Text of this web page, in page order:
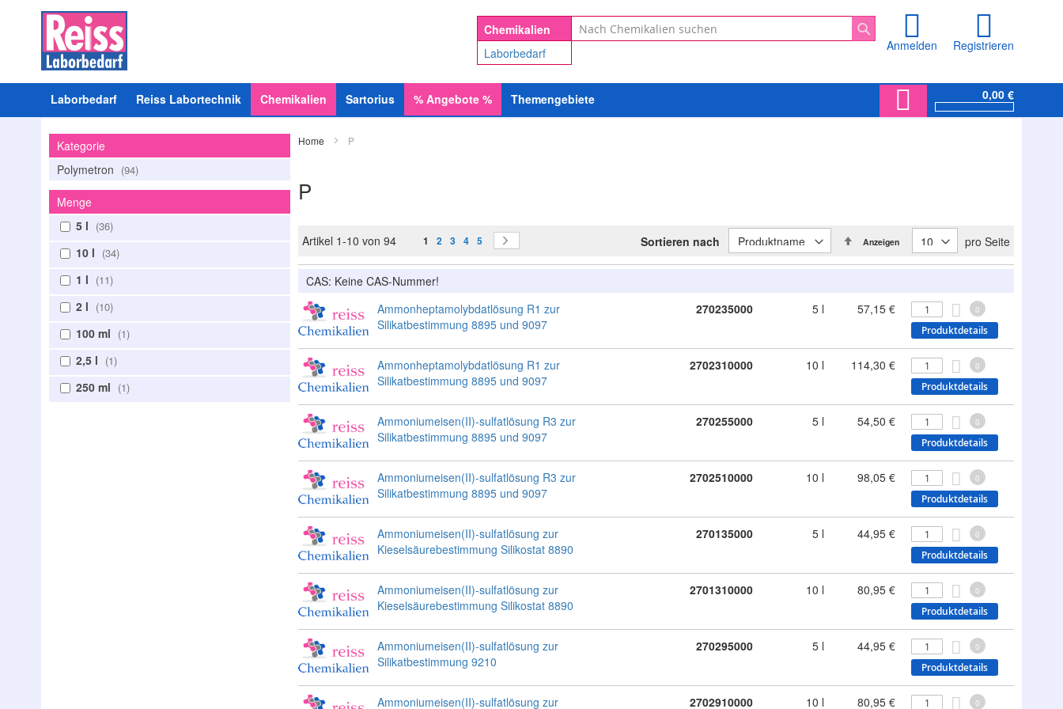
0,00 €
Anmelden Registrieren
Chemikalien
Laborbedarf
Suche
Suche
Laborbedarf Reiss Labortechnik Chemikalien Sartorius % Angebote % Themengebiete
Home P
P
Artikel 1-10 von 94
Sie lesen gerade Seite
1 Seite
2 Seite
3 Seite
4 Seite
5 Seite
Anzeigen pro Seite
Sortieren nach
absteigender
Reihenfolge
CAS: Keine CAS-Nummer!
Ammonheptamolybdatlösung R1 zur
Silikatbestimmung 8895 und 9097
270235000 5 l 57,15 € 0
Produktdetails
Ammonheptamolybdatlösung R1 zur
Silikatbestimmung 8895 und 9097
2702310000 10 l 114,30 € 0
Produktdetails
Ammoniumeisen(II)-sulfatlösung R3 zur
Silikatbestimmung 8895 und 9097
270255000 5 l 54,50 € 0
Produktdetails
Ammoniumeisen(II)-sulfatlösung R3 zur
Silikatbestimmung 8895 und 9097
2702510000 10 l 98,05 € 0
Produktdetails
Ammoniumeisen(II)-sulfatlösung zur
Kieselsäurebestimmung Silikostat 8890
270135000 5 l 44,95 € 0
Produktdetails
Ammoniumeisen(II)-sulfatlösung zur
Kieselsäurebestimmung Silikostat 8890
2701310000 10 l 80,95 € 0
Produktdetails
Ammoniumeisen(II)-sulfatlösung zur
Silikatbestimmung 9210
270295000 5 l 44,95 € 0
Produktdetails
Ammoniumeisen(II)-sulfatlösung zur
2702910000 10 l 80,95 € 0
Kategorie
Polymetron
94
Menge
5 l
36
10 l 34
1 l 11
2 l 10
100 ml 1
2,5 l 1
250 ml 1